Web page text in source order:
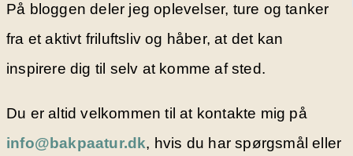
På bloggen deler jeg oplevelser, ture og tanker
fra et aktivt friluftsliv og håber, at det kan
inspirere dig til selv at komme af sted.
Du er altid velkommen til at kontakte mig på
info@bakpaatur.dk, hvis du har spørgsmål eller